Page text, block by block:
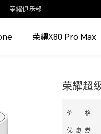
荣耀俱乐部
荣耀X80 Pro Max
荣耀超
价 格
优 惠 券